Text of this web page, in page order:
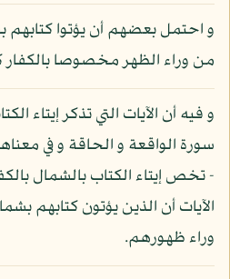
و احتمل بعضهم أن يؤتوا كتابهم
من وراء الظهر مخصوصا بالكفار
و فيه أن الآيات التي تذكر إيتاء
سورة الواقعة و الحاقة و في
- تخص إيتاء الكتاب بالشمال
الآيات أن الذين يؤتون كتابهم
وراء ظهورهم.